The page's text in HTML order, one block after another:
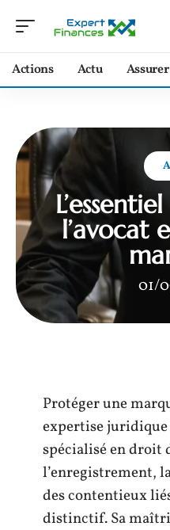
Actions Actu Assurer
l’avocat
01/
Protéger une
expertise juridique
spécialisé en droit
l’enregistrement,
des contentieux
distinctif. Sa